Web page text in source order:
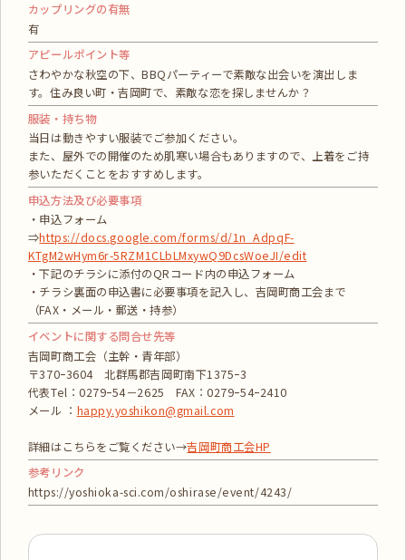
カップリングの有無
有
アピールポイント等
さわやかな秋空の下、BBQパーティーで素敵な出会いを演出しま
す。住み良い町・吉岡町で、素敵な恋を探しませんか？
服装・持ち物
当日は動きやすい服装でご参加ください。
また、屋外での開催のため肌寒い場合もありますので、上着をご持
参いただくことをおすすめします。
申込方法及び必要事項
・申込フォーム
⇒https://docs.google.com/forms/d/1n_AdpqF-
KTgM2wHym6r-5RZM1CLbLMxywQ9DcsWoeJI/edit
・下記のチラシに添付のQRコード内の申込フォーム
・チラシ裏面の申込書に必要事項を記入し、吉岡町商工会まで
（FAX・メール・郵送・持参）
イベントに関する問合せ先等
吉岡町商工会（主幹・青年部）
〒370ｰ3604 北群馬郡吉岡町南下1375ｰ3
代表Tel：0279ｰ54－2625 FAX：0279ｰ54ｰ2410
メール ： happy.yoshikon@gmail.com
詳細はこちらをご覧ください→吉岡町商工会HP
参考リンク
https://yoshioka-sci.com/oshirase/event/4243/